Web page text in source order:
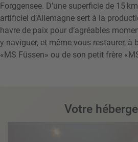
Forggensee. D’une superficie de 15
artificiel d’Allemagne sert à la
havre de paix pour d’agréables
y naviguer, et même vous restaurer, à
«MS Füssen» ou de son petit frère
Votre